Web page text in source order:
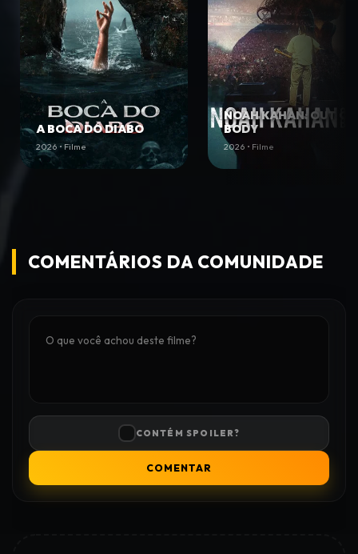
A BOCA DO DIABO
2026 • Filme
NOAH KAHAN: OUT OF
BODY
2026 • Filme
COMENTÁRIOS DA COMUNIDADE
CONTÉM SPOILER?
COMENTAR